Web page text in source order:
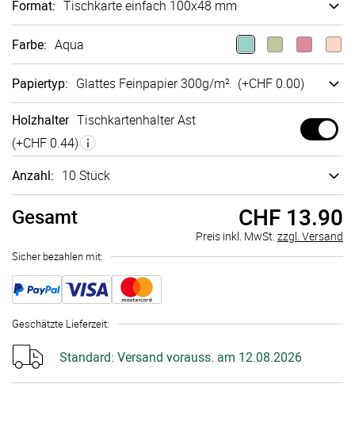
Format: Tischkarte einfach 100x48 mm
Farbe: Aqua
Papiertyp: Glattes Fein­papier 300g/m² (+CHF 0.00)
Holzhalter Tisch­karten­halter Ast
(+CHF 0.44)
Anzahl: 10 Stück
Gesamt CHF 13.90
Preis inkl. MwSt. zzgl. Versand
Sicher bezahlen mit:
Geschätzte Lieferzeit:
Standard: Versand vorauss. am 12.08.2026